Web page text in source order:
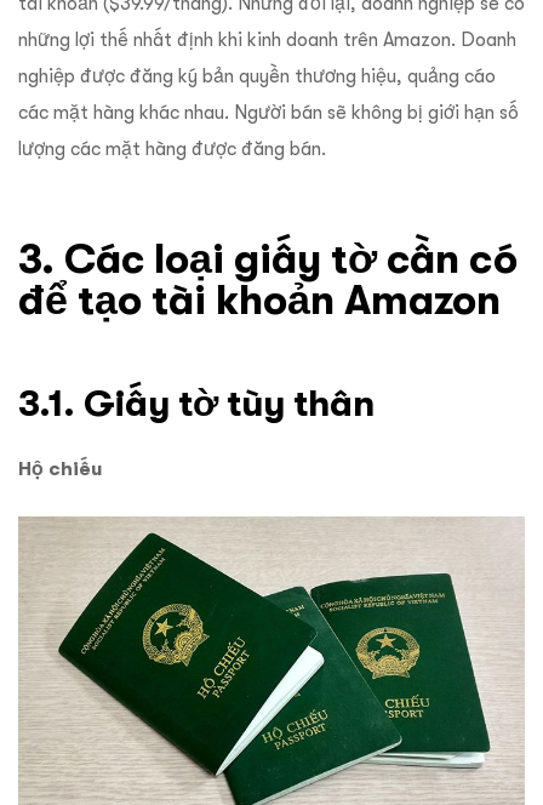
những lợi thế nhất định khi kinh doanh trên Amazon. Doanh
nghiệp được đăng ký bản quyền thương hiệu, quảng cáo
các mặt hàng khác nhau. Người bán sẽ không bị giới hạn số
lượng các mặt hàng được đăng bán.
3. Các loại giấy tờ cần có
để tạo tài khoản Amazon
3.1. Giấy tờ tùy thân
Hộ chiếu